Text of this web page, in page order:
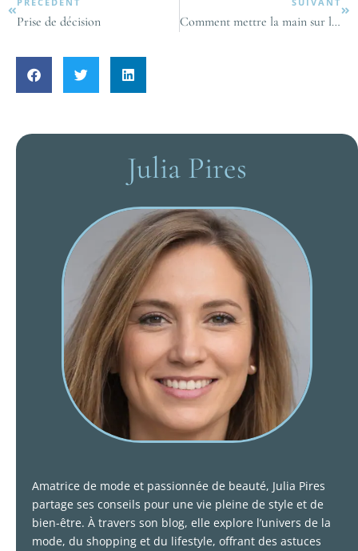
Prise de décision Comment mettre la main sur les meilleurs produits de luxe à moindre coût ?
Julia Pires
Amatrice de mode et passionnée de beauté, Julia Pires
partage ses conseils pour une vie pleine de style et de
bien-être. À travers son blog, elle explore l’univers de la
mode, du shopping et du lifestyle, offrant des astuces